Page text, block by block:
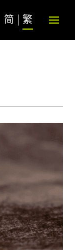
简 繁